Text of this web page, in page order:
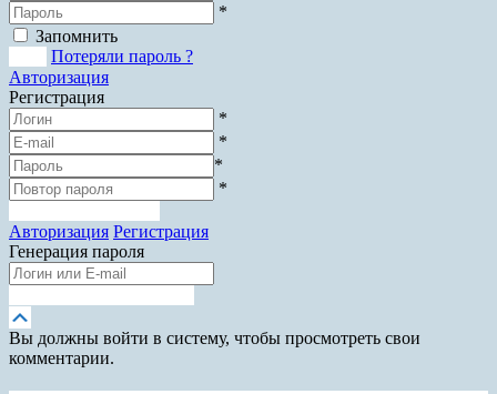
*
Запомнить
Потеряли пароль ?
Авторизация
Регистрация
*
*
*
*
Авторизация Регистрация
Генерация пароля
вверх
Вы должны войти в систему, чтобы просмотреть свои
комментарии.